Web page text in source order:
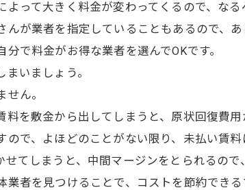
って大きく料金が変わってくるので、なる
が業者を指定していることもあるので、
で料金がお得な業者を選んでOKです。
いましょう。
ん。
を敷金から出してしまうと、原状回復費用
で、よほどのことがない限り、未払い賃料
てしまうと、中間マージンをとられるので
者を見つけることで、コストを節約できる